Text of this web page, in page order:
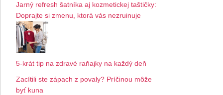
Jarný refresh šatníka aj kozmetickej taštičky:
Doprajte si zmenu, ktorá vás nezruinuje
5-krát tip na zdravé raňajky na každý deň
Zacítili ste zápach z povaly? Príčinou môže
byť kuna